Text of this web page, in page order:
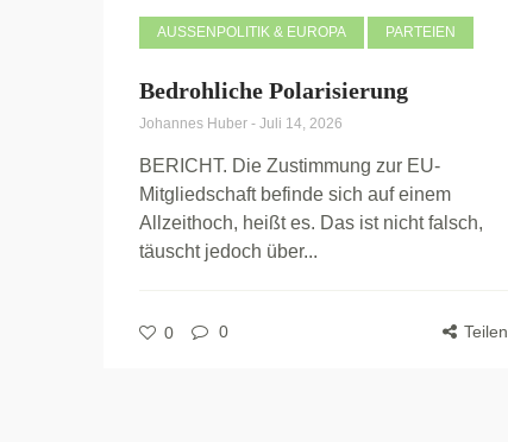
AUSSENPOLITIK & EUROPA PARTEIEN
Bedrohliche Polarisierung
Johannes Huber - Juli 14, 2026
BERICHT. Die Zustimmung zur EU-
Mitgliedschaft befinde sich auf einem
Allzeithoch, heißt es. Das ist nicht falsch,
täuscht jedoch über...
0 0 Teilen